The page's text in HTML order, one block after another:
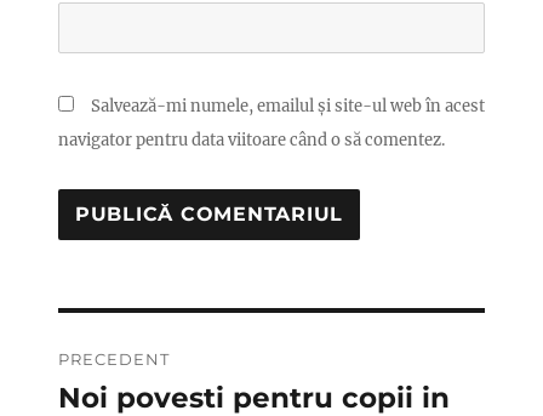
Salvează-mi numele, emailul și site-ul web în acest
navigator pentru data viitoare când o să comentez.
în
PRECEDENT
Articolul
Noi povesti pentru copii in